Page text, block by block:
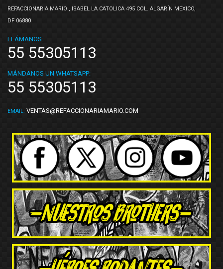
REFACCIONARIA MARIO , ISABEL LA CATOLICA 495 COL. ALGARÍN MEXICO,
DF 06880
LLÁMANOS:
55 55305113
MÁNDANOS UN WHATSAPP:
55 55305113
EMAIL: VENTAS@REFACCIONARIAMARIO.COM